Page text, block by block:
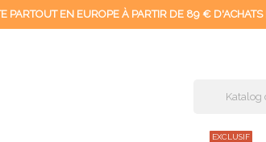
PARTOUT EN EUROPE À PARTIR DE 89 € D'ACHATS
EXCLUSIF